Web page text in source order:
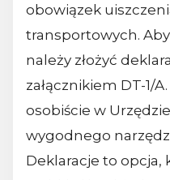
obowiązek
transportowych.
należy złożyć
załącznikiem DT-1/
osobiście w
wygodnego
Deklaracje to opcja,